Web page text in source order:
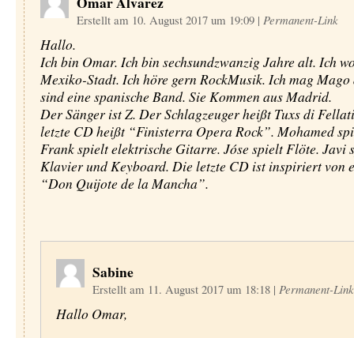
Erstellt am 10. August 2017 um 19:09 | Permanent-Link
Hallo.
Ich bin Omar. Ich bin sechsundzwanzig Jahre alt. Ich
Mexiko-Stadt. Ich höre gern RockMusik. Ich mag Mago
sind eine spanische Band. Sie Kommen aus Madrid.
Der Sänger ist Z. Der Schlagzeuger heißt Tuxs di
letzte CD heißt “Finisterra Opera Rock”. Mohamed
Frank spielt elektrische Gitarre. Jóse spielt Flöte. Javi
Klavier und Keyboard. Die letzte CD ist inspiriert von
“Don Quijote de la Mancha”.
Sabine
Erstellt am 11. August 2017 um 18:18 | Permanent-Link
Hallo Omar,